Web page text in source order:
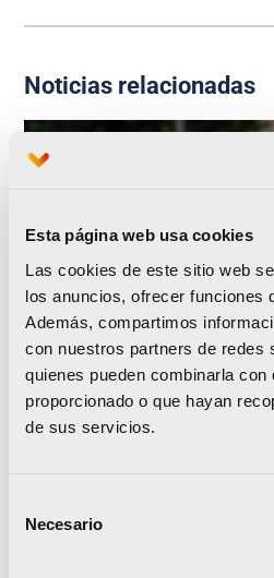
Esta página web usa cookies
Las cookies de este sitio web
los anuncios, ofrecer funciones
Además, compartimos
con nuestros partners de redes
quienes pueden combinarla
proporcionado o que hayan
de sus servicios.
Necesario
Noticias relacionadas
Runna se
training
y el